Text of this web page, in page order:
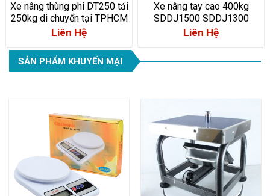
Xe nâng thùng phi DT250 tải
250kg di chuyển tại TPHCM
Liên Hệ
Xe nâng tay cao 400kg
SDDJ1500 SDDJ1300
SDDJ850 hàng có sẵn
Liên Hệ
SẢN PHẨM KHUYẾN MẠI